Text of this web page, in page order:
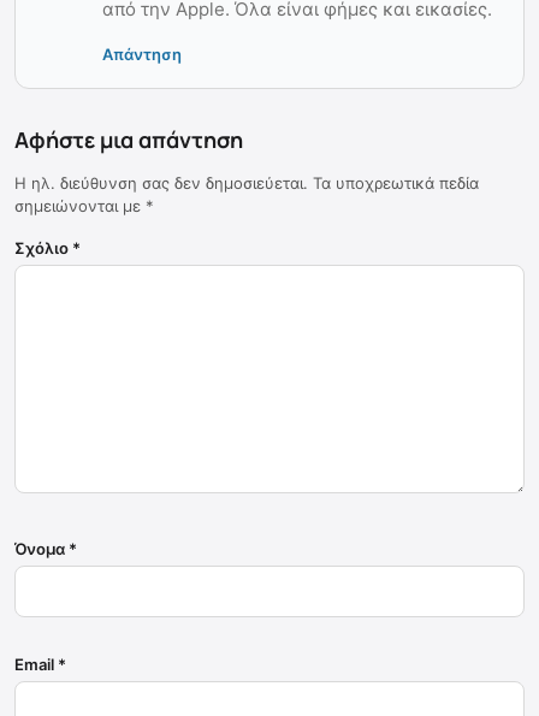
από την Apple. Όλα είναι φήμες και εικασίες.
Απάντηση
Αφήστε μια απάντηση
Η ηλ. διεύθυνση σας δεν δημοσιεύεται. Τα υποχρεωτικά πεδία
σημειώνονται με *
Σχόλιο *
Όνομα *
Email *